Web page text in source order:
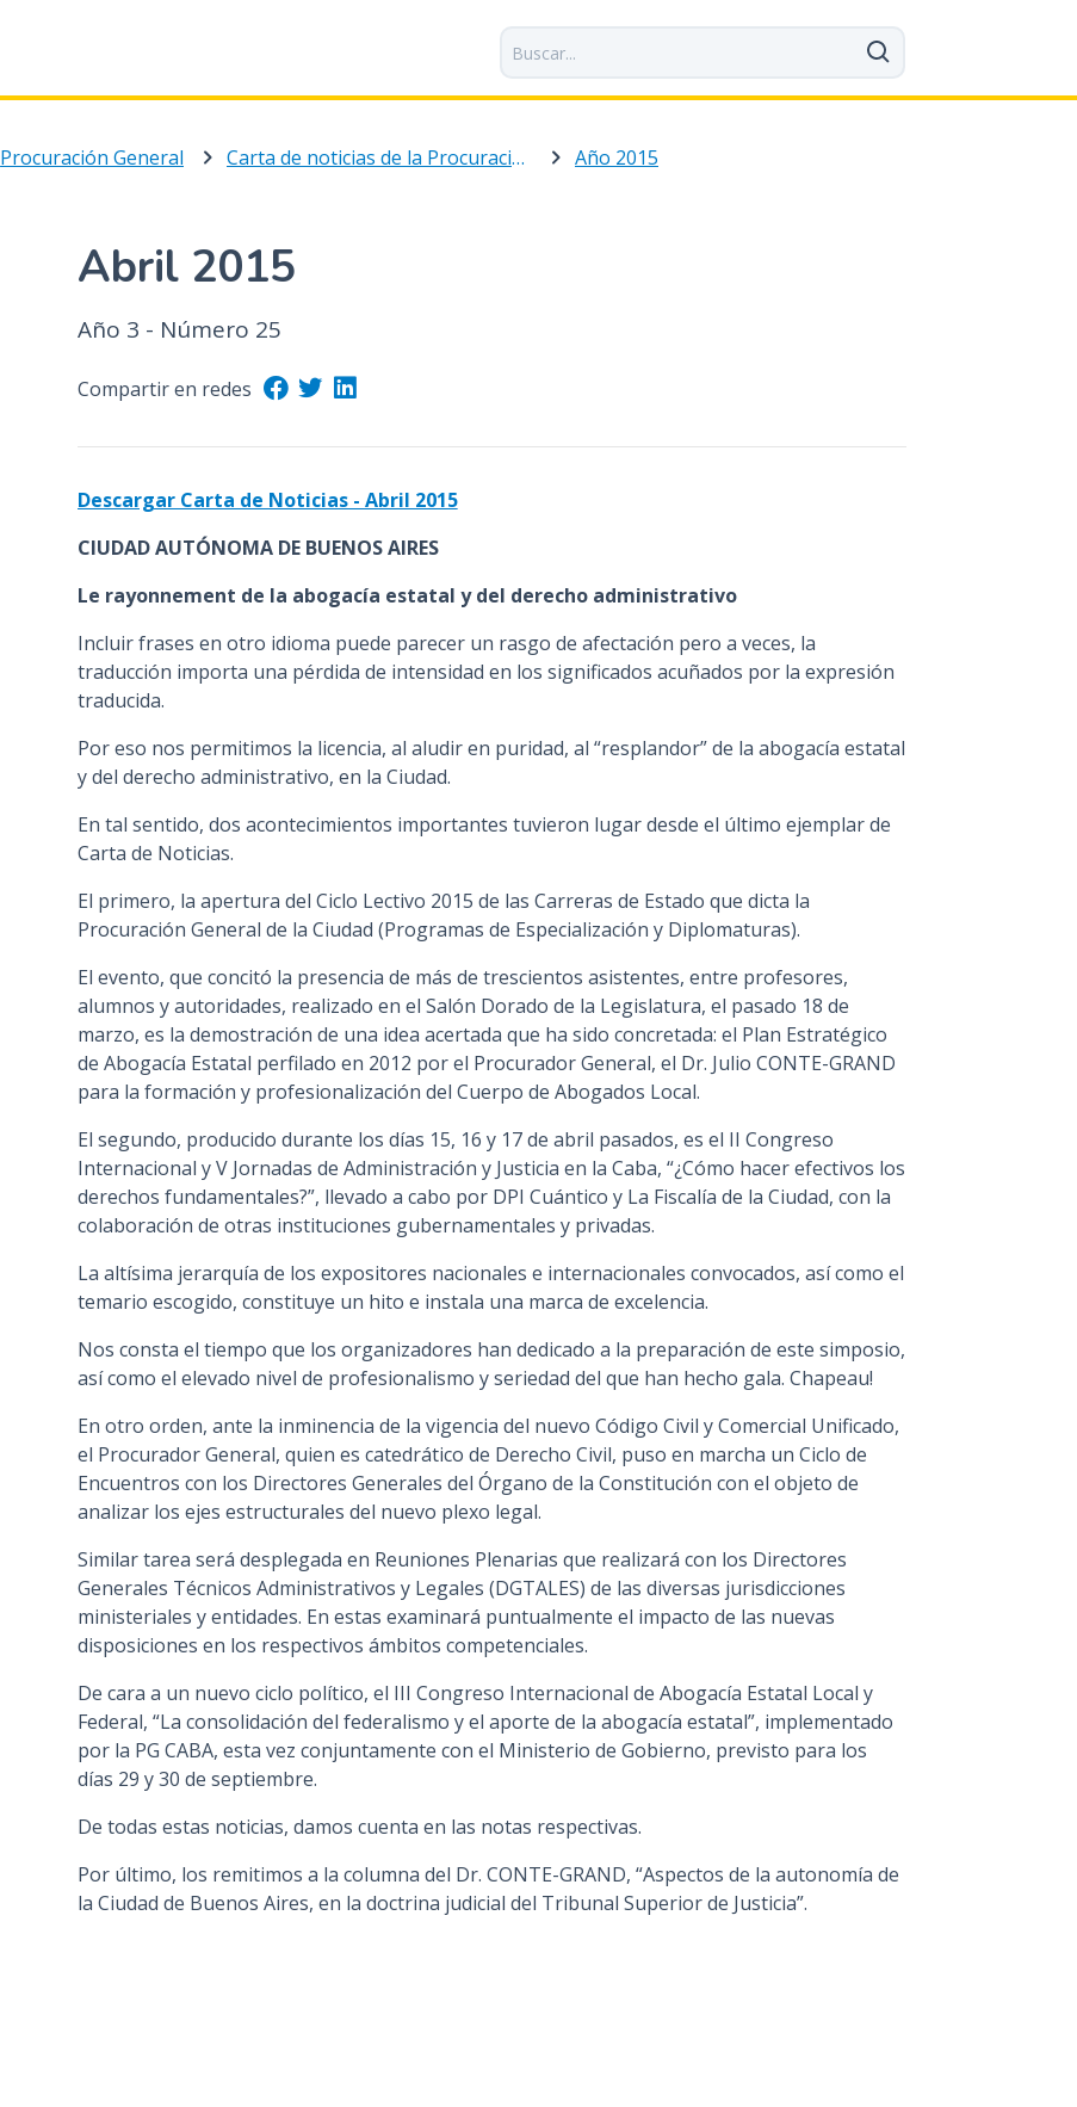
a
a
o
n
e
i
o
r
n
c
p
a
Procuración General Carta de noticias de la Procuración General Año 2015
Abril 2015
Año 3 - Número 25
Compartir en redes
Descargar Carta de Noticias - Abril 2015
CIUDAD AUTÓNOMA DE BUENOS AIRES
Le rayonnement de la abogacía estatal y del derecho administrativo
Incluir frases en otro idioma puede parecer un rasgo de afectación pero a veces, la
traducción importa una pérdida de intensidad en los significados acuñados por la expresión
traducida.
Por eso nos permitimos la licencia, al aludir en puridad, al “resplandor” de la abogacía estatal
y del derecho administrativo, en la Ciudad.
En tal sentido, dos acontecimientos importantes tuvieron lugar desde el último ejemplar de
Carta de Noticias.
El primero, la apertura del Ciclo Lectivo 2015 de las Carreras de Estado que dicta la
Procuración General de la Ciudad (Programas de Especialización y Diplomaturas).
El evento, que concitó la presencia de más de trescientos asistentes, entre profesores,
alumnos y autoridades, realizado en el Salón Dorado de la Legislatura, el pasado 18 de
marzo, es la demostración de una idea acertada que ha sido concretada: el Plan Estratégico
de Abogacía Estatal perfilado en 2012 por el Procurador General, el Dr. Julio CONTE-GRAND
para la formación y profesionalización del Cuerpo de Abogados Local.
El segundo, producido durante los días 15, 16 y 17 de abril pasados, es el II Congreso
Internacional y V Jornadas de Administración y Justicia en la Caba, “¿Cómo hacer efectivos los
derechos fundamentales?”, llevado a cabo por DPI Cuántico y La Fiscalía de la Ciudad, con la
colaboración de otras instituciones gubernamentales y privadas.
La altísima jerarquía de los expositores nacionales e internacionales convocados, así como el
temario escogido, constituye un hito e instala una marca de excelencia.
Nos consta el tiempo que los organizadores han dedicado a la preparación de este simposio,
así como el elevado nivel de profesionalismo y seriedad del que han hecho gala. Chapeau!
En otro orden, ante la inminencia de la vigencia del nuevo Código Civil y Comercial Unificado,
el Procurador General, quien es catedrático de Derecho Civil, puso en marcha un Ciclo de
Encuentros con los Directores Generales del Órgano de la Constitución con el objeto de
analizar los ejes estructurales del nuevo plexo legal.
Similar tarea será desplegada en Reuniones Plenarias que realizará con los Directores
Generales Técnicos Administrativos y Legales (DGTALES) de las diversas jurisdicciones
ministeriales y entidades. En estas examinará puntualmente el impacto de las nuevas
disposiciones en los respectivos ámbitos competenciales.
De cara a un nuevo ciclo político, el III Congreso Internacional de Abogacía Estatal Local y
Federal, “La consolidación del federalismo y el aporte de la abogacía estatal”, implementado
por la PG CABA, esta vez conjuntamente con el Ministerio de Gobierno, previsto para los
días 29 y 30 de septiembre.
De todas estas noticias, damos cuenta en las notas respectivas.
Por último, los remitimos a la columna del Dr. CONTE-GRAND, “Aspectos de la autonomía de
la Ciudad de Buenos Aires, en la doctrina judicial del Tribunal Superior de Justicia”.